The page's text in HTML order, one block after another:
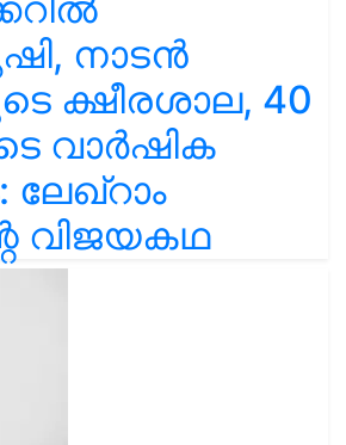
നാടൻ
ക്ഷീരശാല, 40
വാർഷിക
വിജയകഥ